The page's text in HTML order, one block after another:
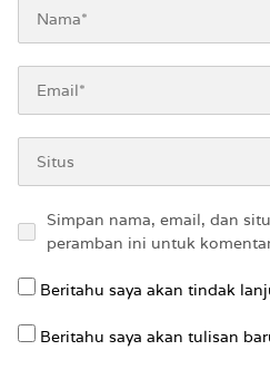
Simpan nama, email, dan
peramban ini untuk
Beritahu saya akan tindak
Beritahu saya akan tulisan